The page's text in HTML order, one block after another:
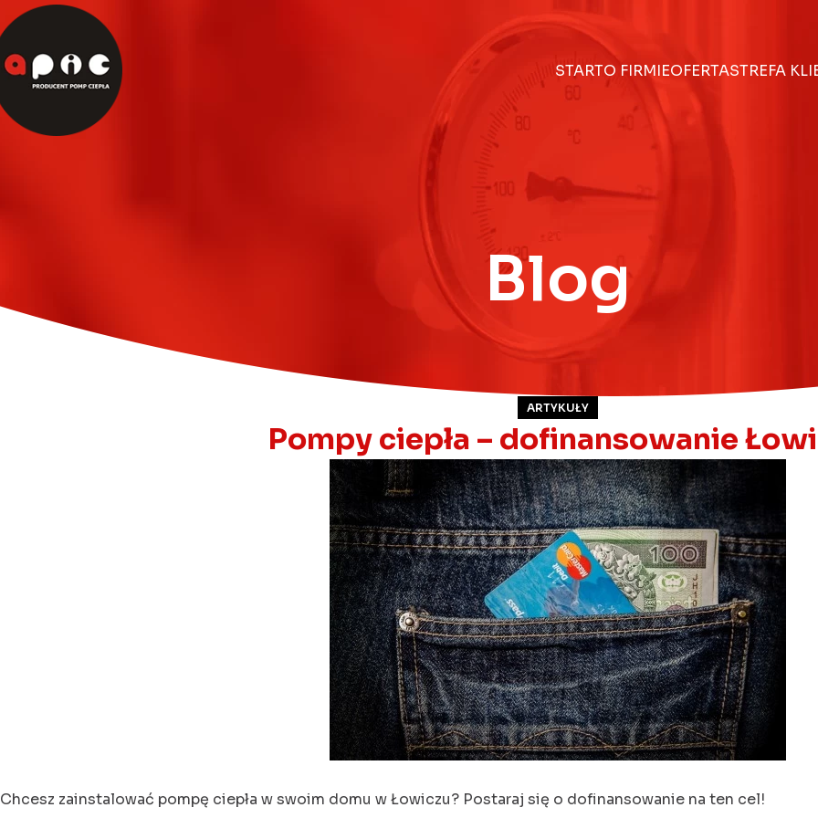
STARTO FIRMIEOFERTASTREFA
Blog
ARTYKUŁY
Pompy ciepła – dofinansowanie
Chcesz zainstalować pompę ciepła w swoim domu w Łowiczu? Postaraj się o dofinansowanie na ten cel!